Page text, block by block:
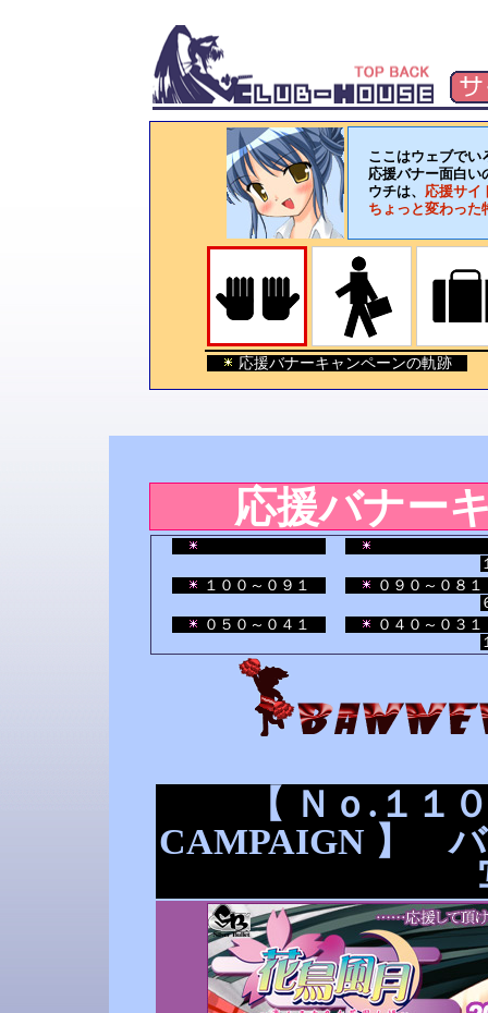
ここはウェブでい
応援バナー面白い
ウチは、 応援サイ
ちょっと変わった
応援バナーキャンペーンの軌跡
応援バナー
１００～０９１
０９０～０８１
０５０～０４１
０４０～０３１
【 Ｎｏ.１１
CAMPAIGN 】 バ